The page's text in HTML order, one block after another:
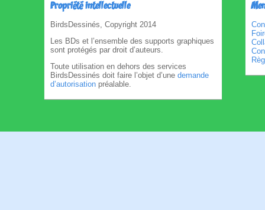
Propriété intellectuelle
BirdsDessinés, Copyright 2014
Les BDs et l’ensemble des supports graphiques
sont protégés par droit d’auteurs.
Toute utilisation en dehors des services
BirdsDessinés doit faire l’objet d’une demande
d’autorisation préalable.